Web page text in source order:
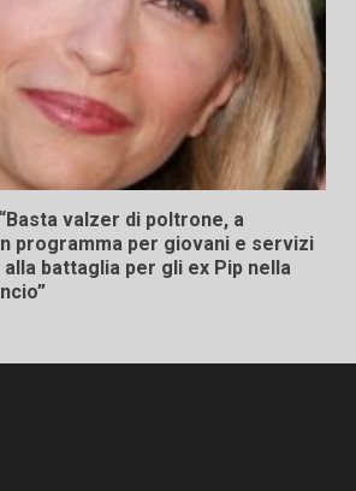
valzer di poltrone, a
programma per giovani e servizi
battaglia per gli ex Pip nella